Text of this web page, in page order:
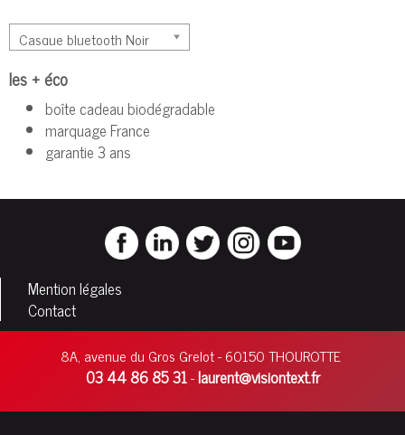
les + éco
boîte cadeau biodégradable
marquage France
garantie 3 ans
Mention légales
Contact
8A, avenue du Gros Grelot - 60150 THOUROTTE
03 44 86 85 31-laurent@visiontext.fr